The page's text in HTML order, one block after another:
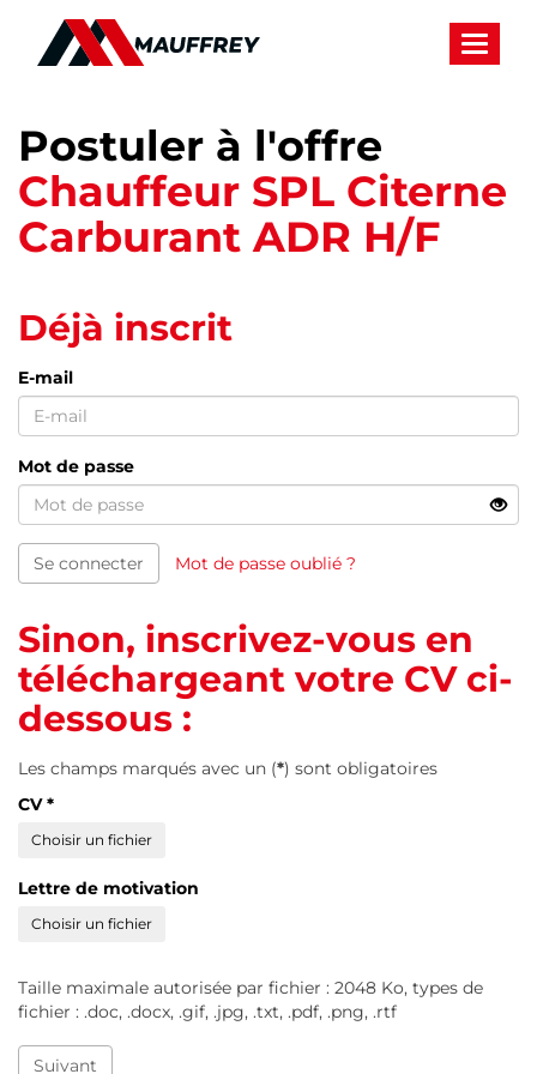
Postuler à l'offre
Chauffeur SPL Citerne
Carburant ADR H/F
Déjà inscrit
E-mail
Mot de passe
Se connecter Mot de passe oublié ?
Sinon, inscrivez-vous en
téléchargeant votre CV ci-
dessous :
Les champs marqués avec un (*) sont obligatoires
CV *
Choisir un fichier
Lettre de motivation
Choisir un fichier
Taille maximale autorisée par fichier : 2048 Ko, types de
fichier : .doc, .docx, .gif, .jpg, .txt, .pdf, .png, .rtf
Suivant